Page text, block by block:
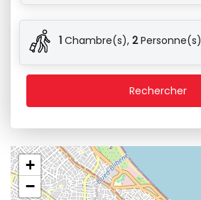
1 Chambre(s), 2Personne(s)
Rechercher
+
−